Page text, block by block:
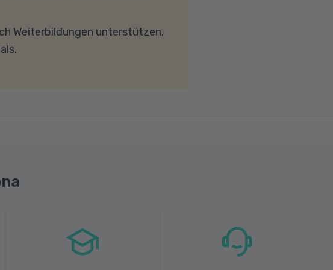
von mindestens 6
Weiterbildungen unterstützen,